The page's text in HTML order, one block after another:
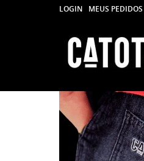
LOGIN MEUS PEDIDOS